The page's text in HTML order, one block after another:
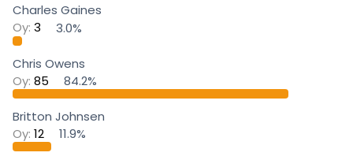
a
t
Charles Gaines
Oy: 3 3.0%
Chris Owens
Oy: 85 84.2%
Britton Johnsen
Oy: 12 11.9%